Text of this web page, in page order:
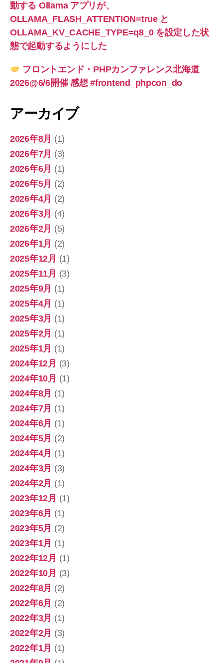
動する Ollama アプリが、
OLLAMA_FLASH_ATTENTION=true と
OLLAMA_KV_CACHE_TYPE=q8_0 を設定した状
態で起動するようにした
フロントエンド・PHPカンファレンス北海道
2026@6/6開催 感想 #frontend_phpcon_do
アーカイブ
2026年8月 (1)
2026年7月 (3)
2026年6月 (1)
2026年5月 (2)
2026年4月 (2)
2026年3月 (4)
2026年2月 (5)
2026年1月 (2)
2025年12月 (1)
2025年11月 (3)
2025年9月 (1)
2025年4月 (1)
2025年3月 (1)
2025年2月 (1)
2025年1月 (1)
2024年12月 (3)
2024年10月 (1)
2024年8月 (1)
2024年7月 (1)
2024年6月 (1)
2024年5月 (2)
2024年4月 (1)
2024年3月 (3)
2024年2月 (1)
2023年12月 (1)
2023年6月 (1)
2023年5月 (2)
2023年1月 (1)
2022年12月 (1)
2022年10月 (3)
2022年8月 (2)
2022年6月 (2)
2022年3月 (1)
2022年2月 (3)
2022年1月 (1)